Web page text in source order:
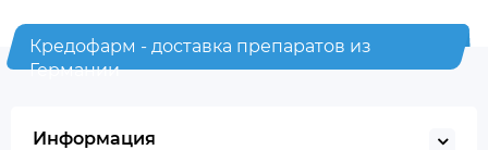
Кредофарм - доставка препаратов из
Германии
Информация